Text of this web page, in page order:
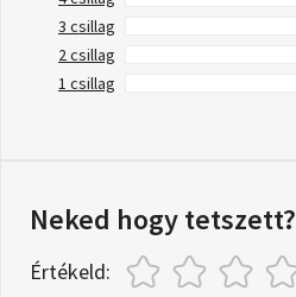
3 csillag
2 csillag
1 csillag
Neked hogy tetszett?
Értékeld: